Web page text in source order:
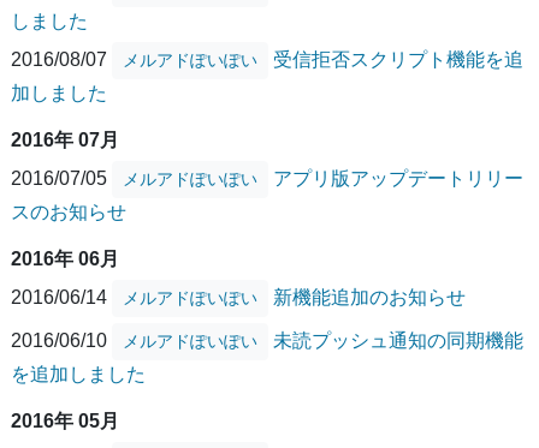
しました
2016/08/07
メルアドぽいぽい
受信拒否スクリプト機能を追
加しました
2016年 07月
2016/07/05
メルアドぽいぽい
アプリ版アップデートリリー
スのお知らせ
2016年 06月
2016/06/14
メルアドぽいぽい 新機能追加のお知らせ
2016/06/10 メルアドぽいぽい
未読プッシュ通知の同期機能
を追加しました
2016年 05月